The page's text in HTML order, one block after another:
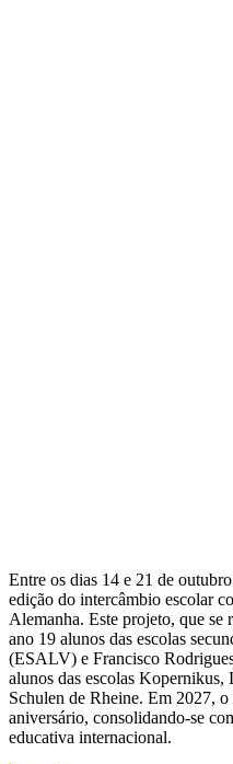
Entre os dias 14 e 21 de
edição do intercâmbio escolar
Alemanha. Este projeto, que se
ano 19 alunos das escolas
(ESALV) e Francisco
alunos das escolas
Schulen de Rheine. Em 2027,
aniversário, consolidando-se
educativa internacional.